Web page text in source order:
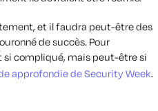
et il faudra peut-être des
de succès. Pour
compliqué, mais peut-être si
approfondie de Security Week.